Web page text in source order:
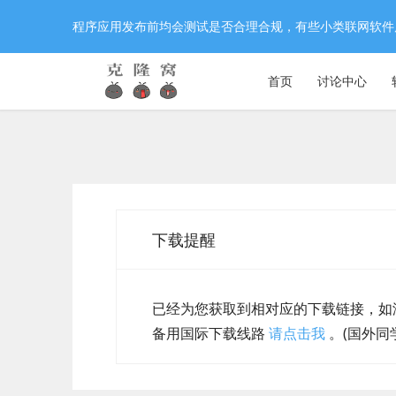
首页 讨论中心
下载提醒
已经为您获取到相对应的下载链接，
备用国际下载线路 请点击我 。(国外同
程序应用发布前均会测试是否合理合规，有些小类联网软